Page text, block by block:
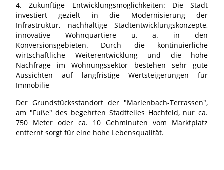
4. Zukünftige Entwicklungsmöglichkeiten: Die Stadt
investiert gezielt in die Modernisierung der
Infrastruktur, nachhaltige Stadtentwicklungskonzepte,
innovative Wohnquartiere u. a. in den
Konversionsgebieten. Durch die kontinuierliche
wirtschaftliche Weiterentwicklung und die hohe
Nachfrage im Wohnungssektor bestehen sehr gute
Aussichten auf langfristige Wertsteigerungen für
Immobilie
Der Grundstücksstandort der "Marienbach-Terrassen",
am "Fuße" des begehrten Stadtteiles Hochfeld, nur ca.
750 Meter oder ca. 10 Gehminuten vom Marktplatz
entfernt sorgt für eine hohe Lebensqualität.